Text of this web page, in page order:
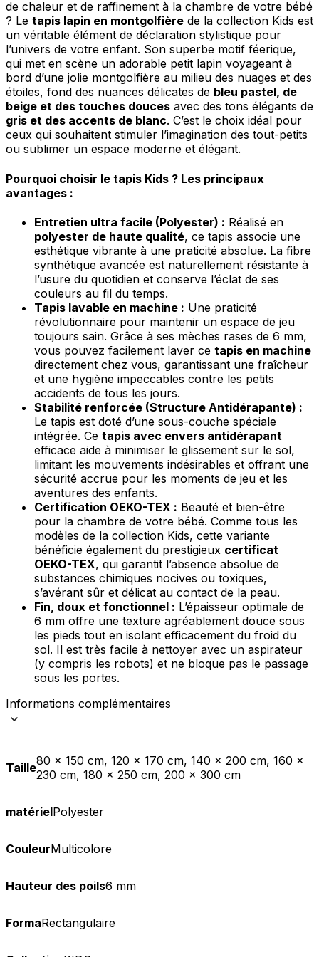
de chaleur et de raffinement à la chambre de votre bébé
? Le tapis lapin en montgolfière de la collection Kids est
un véritable élément de déclaration stylistique pour
l’univers de votre enfant. Son superbe motif féerique,
qui met en scène un adorable petit lapin voyageant à
bord d’une jolie montgolfière au milieu des nuages et des
étoiles, fond des nuances délicates de bleu pastel, de
beige et des touches douces avec des tons élégants de
gris et des accents de blanc. C’est le choix idéal pour
ceux qui souhaitent stimuler l’imagination des tout-petits
ou sublimer un espace moderne et élégant.
Pourquoi choisir le tapis Kids ? Les principaux
avantages :
Entretien ultra facile (Polyester) : Réalisé en
polyester de haute qualité, ce tapis associe une
esthétique vibrante à une praticité absolue. La fibre
synthétique avancée est naturellement résistante à
l’usure du quotidien et conserve l’éclat de ses
couleurs au fil du temps.
Tapis lavable en machine : Une praticité
révolutionnaire pour maintenir un espace de jeu
toujours sain. Grâce à ses mèches rases de 6 mm,
vous pouvez facilement laver ce tapis en machine
directement chez vous, garantissant une fraîcheur
et une hygiène impeccables contre les petits
accidents de tous les jours.
Stabilité renforcée (Structure Antidérapante) :
Le tapis est doté d’une sous-couche spéciale
intégrée. Ce tapis avec envers antidérapant
efficace aide à minimiser le glissement sur le sol,
limitant les mouvements indésirables et offrant une
sécurité accrue pour les moments de jeu et les
aventures des enfants.
Certification OEKO-TEX : Beauté et bien-être
pour la chambre de votre bébé. Comme tous les
modèles de la collection Kids, cette variante
bénéficie également du prestigieux certificat
OEKO-TEX, qui garantit l’absence absolue de
substances chimiques nocives ou toxiques,
s’avérant sûr et délicat au contact de la peau.
Fin, doux et fonctionnel : L’épaisseur optimale de
6 mm offre une texture agréablement douce sous
les pieds tout en isolant efficacement du froid du
sol. Il est très facile à nettoyer avec un aspirateur
(y compris les robots) et ne bloque pas le passage
sous les portes.
Informations complémentaires
Taille80 x 150 cm, 120 x 170 cm, 140 x 200 cm, 160 x
230 cm, 180 x 250 cm, 200 x 300 cm
matérielPolyester
CouleurMulticolore
Hauteur des poils6 mm
FormaRectangulaire
Rejeter
Enregistrer mes préférences
Accepter tout